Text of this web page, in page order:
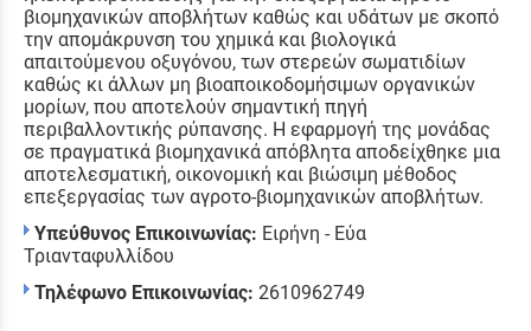
βιομηχανικών αποβλήτων καθώς και υδάτων με σκοπό
την απομάκρυνση του χημικά και βιολογικά
απαιτούμενου οξυγόνου, των στερεών σωματιδίων
καθώς κι άλλων μη βιοαποικοδομήσιμων οργανικών
μορίων, που αποτελούν σημαντική πηγή
περιβαλλοντικής ρύπανσης. Η εφαρμογή της μονάδας
σε πραγματικά βιομηχανικά απόβλητα αποδείχθηκε μια
αποτελεσματική, οικονομική και βιώσιμη μέθοδος
επεξεργασίας των αγροτο-βιομηχανικών αποβλήτων.
Υπεύθυνος Επικοινωνίας: Ειρήνη - Εύα
Τριανταφυλλίδου
Τηλέφωνο Επικοινωνίας: 2610962749